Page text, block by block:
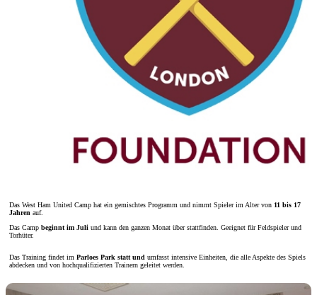
Das West Ham United Camp hat ein gemischtes Programm und nimmt Spieler im Alter von 11 bis 17
Jahren auf.
Das Camp beginnt im Juli und kann den ganzen Monat über stattfinden. Geeignet für Feldspieler und
Torhüter.
Das Training findet im Parloes Park statt und umfasst intensive Einheiten, die alle Aspekte des Spiels
abdecken und von hochqualifizierten Trainern geleitet werden.